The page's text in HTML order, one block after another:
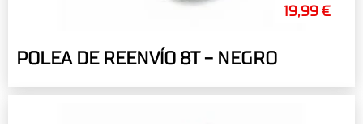
19,99 €
POLEA DE REENVÍO 8T - NEGRO